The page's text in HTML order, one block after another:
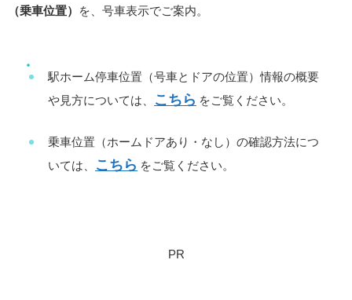
（乗車位置）
を、号車表示でご案内。
駅ホーム停車位置（号車とドアの位置）情報の概要
や見方については、
こちら をご覧ください。
乗車位置（ホームドアあり・なし）の確認方法につ
いては、
こちら をご覧ください。
PR